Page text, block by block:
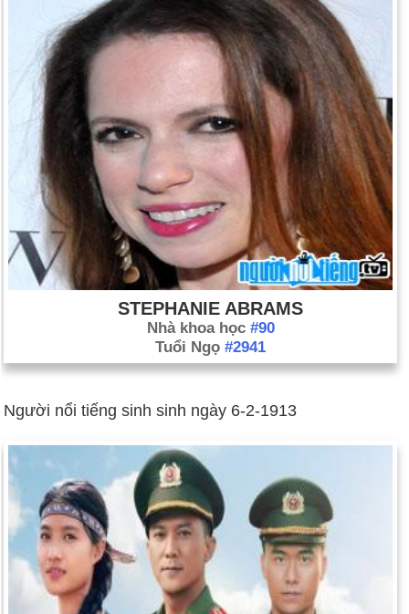
STEPHANIE ABRAMS
Nhà khoa học #90
Tuổi Ngọ #2941
Người nổi tiếng sinh sinh ngày 6-2-1913